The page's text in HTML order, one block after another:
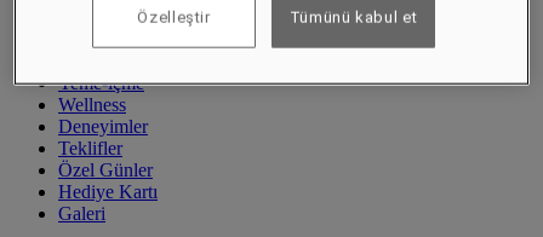
Özel Teklifler
Yeme-içme
Wellness
Deneyimler
Teklifler
Özel Günler
Hediye Kartı
Galeri
Özelleştir Tümünü kabul et